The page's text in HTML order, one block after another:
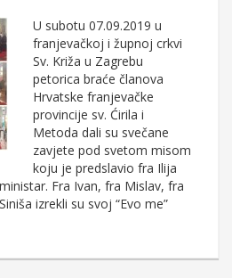
U subotu 07.09.2019 u
franjevačkoj i župnoj crkvi
Sv. Križa u Zagrebu
petorica braće članova
Hrvatske franjevačke
provincije sv. Ćirila i
Metoda dali su svečane
zavjete pod svetom misom
koju je predslavio fra Ilija
Fra Ivan, fra Mislav, fra
izrekli su svoj “Evo me”